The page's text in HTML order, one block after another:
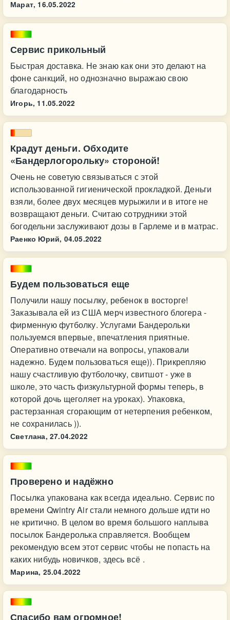
Марат, 16.05.2022
Сервис прикольный
Быстрая доставка. Не знаю как они это делают на
фоне санкций, но однозначно выражаю свою
благодарность
Игорь, 11.05.2022
Крадут деньги. Обходите
«Бандерлогорольку» стороной!
Очень не советую связываться с этой
использованной гигиенической прокладкой. Деньги
взяли, более двух месяцев мурыжили и в итоге не
возвращают деньги. Считаю сотрудники этой
богодельни заслуживают дозы в Гарлеме и в матрас.
Раенко Юрий, 04.05.2022
Будем пользоваться еще
Получили нашу посылку, ребенок в восторге!
Заказывала ей из США мерч известного блогера -
фирменную футболку. Услугами Бандерольки
пользуемся впервые, впечатления приятные.
Оперативно отвечали на вопросы, упаковали
надежно. Будем пользоваться еще)). Прикрепляю
нашу счастливую футболочку, свитшот - уже в
школе, это часть физкультурной формы теперь, в
которой дочь щеголяет на уроках). Упаковка,
растерзанная сгорающим от нетерпения ребенком,
не сохранилась )).
Светлана, 27.04.2022
Проверено и надёжно
Посылка упакована как всегда идеально. Сервис по
времени Qwintry Air стали немного дольше идти но
не критично. В целом во время большого наплыва
посылок Бандеролька справляется. Вообщем
рекомендую всем этот сервис чтобы не попасть на
каких нибудь новичков, здесь всё .
Марина, 25.04.2022
Спасибо вам огромное!